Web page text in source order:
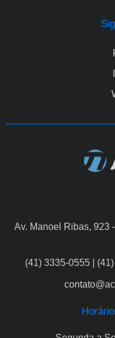
Av. Manoel Ribas, 923
(41) 3335-0555 |